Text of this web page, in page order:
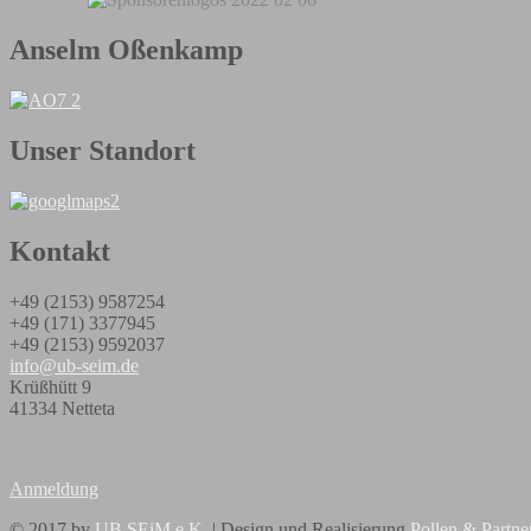
Anselm Oßenkamp
Unser Standort
Kontakt
+49 (2153) 9587254
+49 (171) 3377945
+49 (2153) 9592037
info@ub-seim.de
Krüßhütt 9
41334 Netteta
Anmeldung